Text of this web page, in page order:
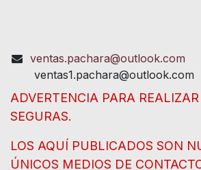
ventas.pachara@outlook.com
ventas1.pachara@outlook.com
ADVERTENCIA PARA
SEGURAS.
LOS AQUÍ PUBLICADOS SON
ÚNICOS MEDIOS DE